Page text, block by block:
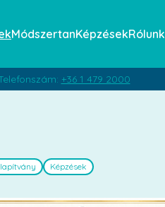
MódszertanKépzésekRólunk
+36 1 479 2000
Képzések